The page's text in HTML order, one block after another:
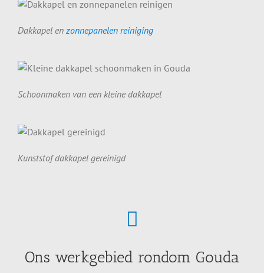
Dakkapel en zonnepanelen reiniging
Schoonmaken van een kleine dakkapel
Kunststof dakkapel gereinigd
Ons werkgebied rondom Gouda